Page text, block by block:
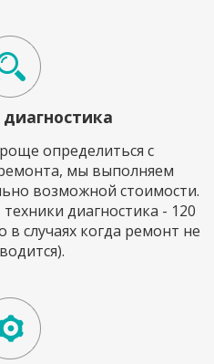
определиться с
мы выполняем
возможной стоимости.
диагностика - 120
в случаях когда ремонт не